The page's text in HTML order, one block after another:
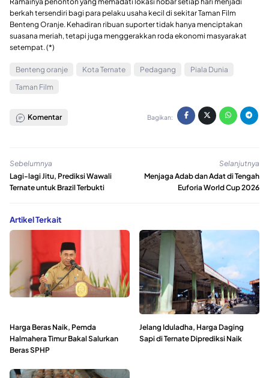
berkah tersendiri bagi para pelaku usaha kecil di sekitar Taman Film
Benteng Oranje. Kehadiran ribuan suporter tidak hanya menciptakan
suasana meriah, tetapi juga menggerakkan roda ekonomi masyarakat
setempat. (*)
Benteng oranje Kota Ternate Pedagang
Piala Dunia
Taman Film
Komentar Bagikan:
Sebelumnya
Lagi-lagi Jitu, Prediksi Wawali
Ternate untuk Brazil Terbukti
Selanjutnya
Menjaga Adab dan Adat di Tengah
Euforia World Cup 2026
Artikel Terkait
Harga Beras Naik, Pemda
Halmahera Timur Bakal Salurkan
Beras SPHP
Jelang Iduladha, Harga Daging
Sapi di Ternate Diprediksi Naik